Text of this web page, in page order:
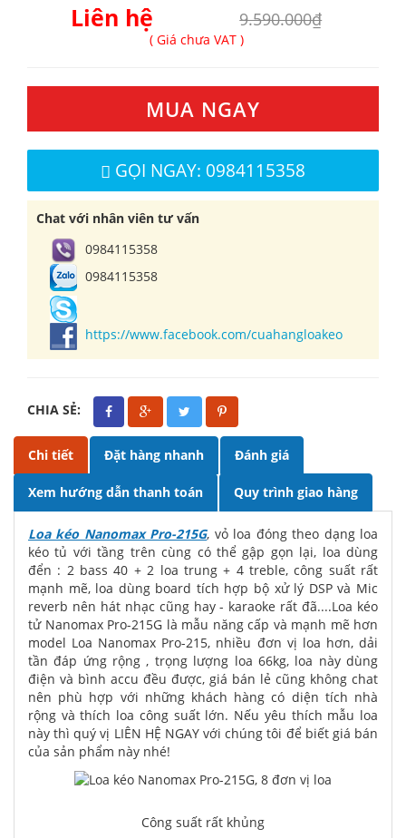
Liên hệ 9.590.000₫
( Giá chưa VAT )
MUA NGAY
GỌI NGAY: 0984115358
Chat với nhân viên tư vấn
0984115358
0984115358
https://www.facebook.com/cuahangloakeo
CHIA SẺ:
Chi tiết Đặt hàng nhanh Đánh giá
Xem hướng dẫn thanh toán Quy trình giao hàng
Loa kéo Nanomax Pro-215G, vỏ loa đóng theo dạng loa
kéo tủ với tầng trên cùng có thể gập gọn lại, loa dùng
đển : 2 bass 40 + 2 loa trung + 4 treble, công suất rất
mạnh mẽ, loa dùng board tích hợp bộ xử lý DSP và Mic
reverb nên hát nhạc cũng hay - karaoke rất đã....Loa kéo
tử Nanomax Pro-215G là mẫu năng cấp và mạnh mẽ hơn
model Loa Nanomax Pro-215, nhiều đơn vị loa hơn, dải
tần đáp ứng rộng , trọng lượng loa 66kg, loa này dùng
điện và bình accu đều được, giá bán lẻ cũng không chat
nên phù hợp với những khách hàng có diện tích nhà
rộng và thích loa công suất lớn. Nếu yêu thích mẫu loa
này thì quý vị LIÊN HỆ NGAY với chúng tôi để biết giá bán
của sản phẩm này nhé!
Công suất rất khủng